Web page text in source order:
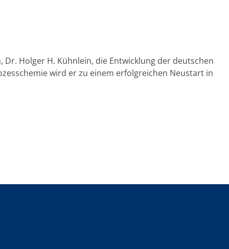
Holger H. Kühnlein, die Entwicklung der deutschen
wird er zu einem erfolgreichen Neustart in